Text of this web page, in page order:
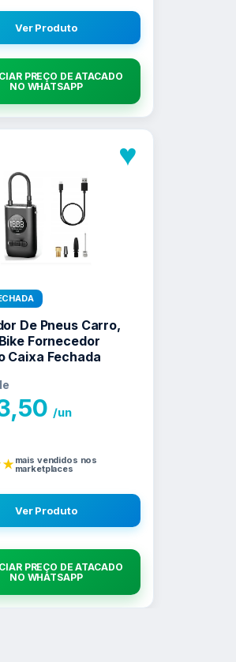
Ver Produto
PREÇO DE ATACADO
NO WHATSAPP
♥
De Pneus Carro,
Fornecedor
Caixa Fechada
/un
mais vendidos nos
marketplaces
Ver Produto
PREÇO DE ATACADO
NO WHATSAPP